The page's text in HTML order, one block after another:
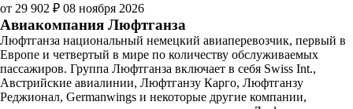
от 29 902 ₽ 08 ноября 2026
Авиакомпания Люфтганза
Люфтганза национальный немецкий авиаперевозчик, первый в
Европе и четвертый в мире по количеству обслуживаемых
пассажиров. Группа Люфтганза включает в себя Swiss Int.,
Австрийские авиалинии, Люфтганзу Карго, Люфтганзу
Реджионал, Germanwings и некоторые другие компании,